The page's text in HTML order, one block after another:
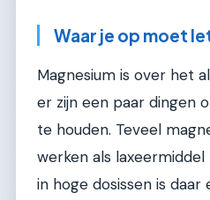
Waar je op moet
Magnesium is over het
er zijn een paar dingen
te houden. Teveel
werken als
in hoge dosissen is daar